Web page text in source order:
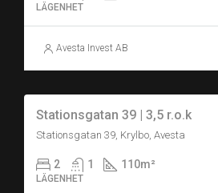
LÄGENHET
Avesta Invest AB
Stationsgatan 39 | 3,5 r.o.k
Stationsgatan 39, Krylbo, Avesta
2 1 110m²
LÄGENHET